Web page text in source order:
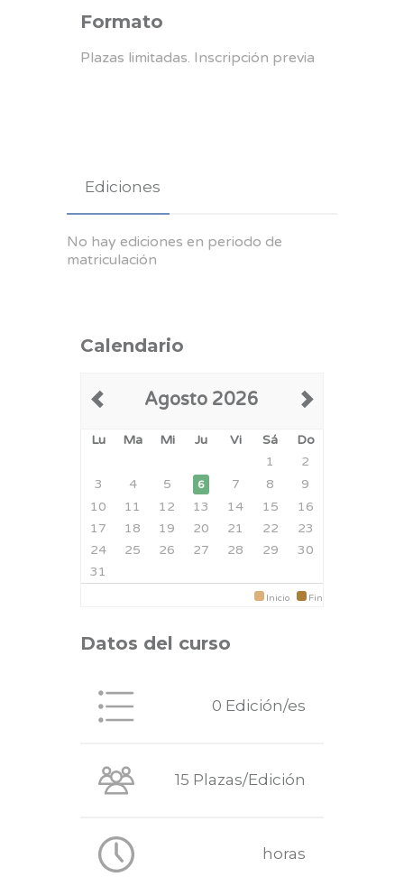
Formato
Plazas limitadas. Inscripción previa
Ediciones
No hay ediciones en periodo de
matriculación
Calendario
Agosto 2026
Lu Ma Mi Ju Vi Sá
Do
1
2
3
4 5 6 7 8
9
10
11 12 13 14 15
16
17
18 19 20 21 22
23
24
25 26 27 28 29
30
31
Inicio Fin
Datos del curso
0 Edición/es
15 Plazas/Edición
horas